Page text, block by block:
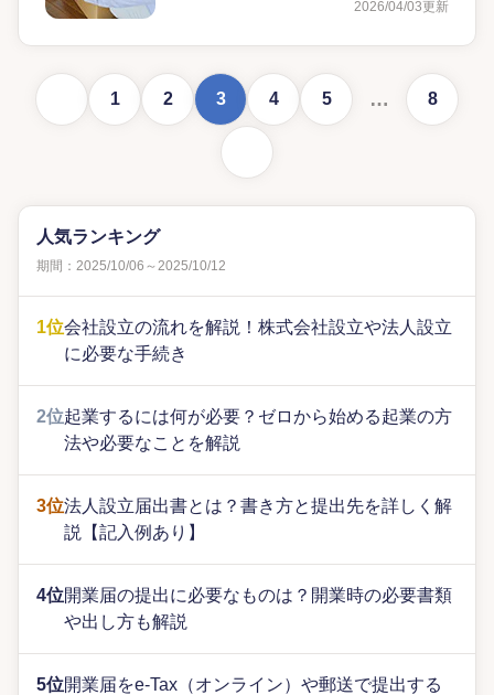
人気ランキング
期間：2025/10/06～2025/10/12
1位会社設立の流れを解説！株式会社設立や法人設立
に必要な手続き
2位起業するには何が必要？ゼロから始める起業の方
法や必要なことを解説
3位法人設立届出書とは？書き方と提出先を詳しく解
説【記入例あり】
4位開業届の提出に必要なものは？開業時の必要書類
や出し方も解説
5位開業届をe-Tax（オンライン）や郵送で提出する
2026/04/03更新
前に戻る1 2 3 4 5 … 8
次に進む